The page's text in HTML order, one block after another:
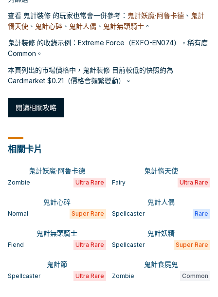
查看 鬼計裝修 的玩家也常會一併參考： 鬼計妖魔·阿魯卡德 、 鬼計
惰天使 、 鬼計心碎 、 鬼計人偶 、 鬼計無頭騎士 。
鬼計裝修 的收錄示例：Extreme Force（EXFO-EN074），稀有度
Common。
本頁列出的市場價格中，鬼計裝修 目前較低的快照約為
Cardmarket $0.21（價格會頻繁變動）。
閱讀相關攻略
相關卡片
鬼計妖魔·阿魯卡德
Zombie Ultra Rare
鬼計惰天使
Fairy Ultra Rare
鬼計心碎
Normal Super Rare
鬼計人偶
Spellcaster Rare
鬼計無頭騎士
Fiend Ultra Rare
鬼計妖精
Spellcaster Super Rare
鬼計節
Spellcaster Ultra Rare
鬼計食屍鬼
Zombie Common